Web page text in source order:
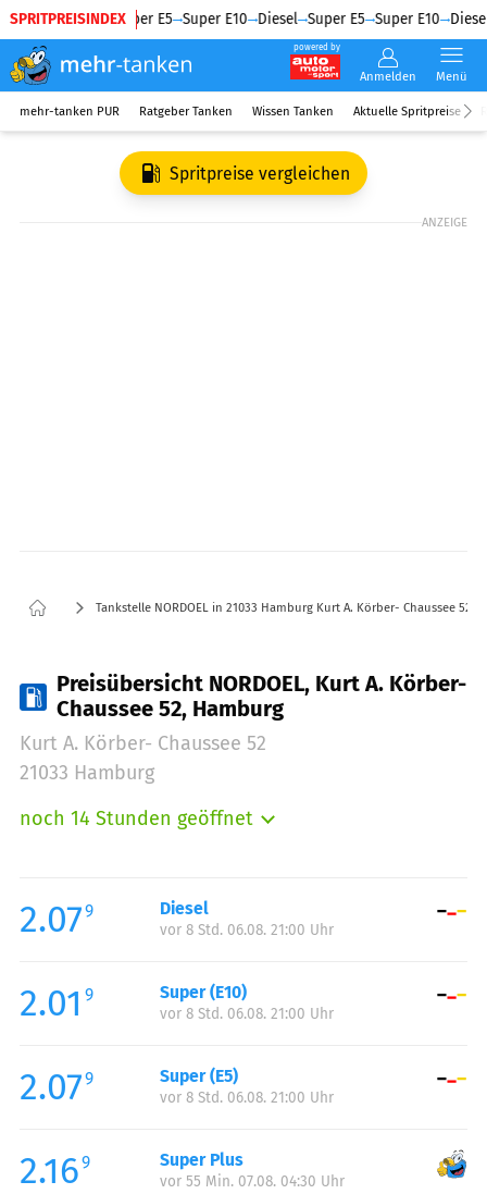
SPRITPREISINDEX
Diesel Super E5 Super E10 Diesel Super E5 Super E10 Diesel
powered by
Anmelden Menü
mehr-tanken PUR Ratgeber Tanken Wissen Tanken Aktuelle Spritpreise
Spritpreise vergleichen
ANZEIGE
Tankstelle NORDOEL in 21033 Hamburg Kurt A. Körber- Chaussee 52
Preisübersicht NORDOEL, Kurt A. Körber-
Chaussee 52, Hamburg
Kurt A. Körber- Chaussee 52
21033 Hamburg
noch 14 Stunden geöffnet
Mittwoch:
05:00-22:00
Donnerstag:
Samstag:
07:00-22:00
Sonntag:
2.079 Diesel
vor 8 Std. 06.08. 21:00 Uhr
2.01 9 Super (E10)
vor 8 Std. 06.08. 21:00 Uhr
2.079 Super (E5)
vor 8 Std. 06.08. 21:00 Uhr
2.169 Super Plus
vor 55 Min. 07.08. 04:30 Uhr